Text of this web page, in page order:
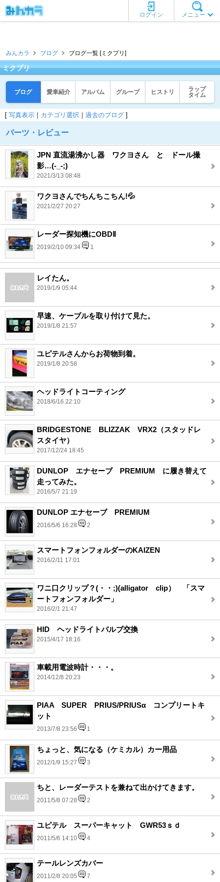
メニュー
ログイン
みんカラ ブログ ブログ一覧 [ミクプリ]
ミクプリ
ブログ 愛車紹介 アルバム グループ ヒストリ
ラップ
タイム
[ 写真表示 ｜ カテゴリ選択 ｜ 過去のブログ ]
パーツ・レビュー
JPN 直流湯沸かし器 ワクヨさん と ドール撮
影…(-_-;)
2021/3/13 08:48
ワクヨさんでちんちこちん!💦
2021/2/27 20:27
レーダー探知機にOBDⅡ
2019/2/10 09:34 1
レイたん。
2019/1/9 05:44
早速、ケーブルを取り付けて見た。
2019/1/8 21:57
ユピテルさんからお荷物到着。
2019/1/8 20:58
ヘッドライトコーティング
2018/6/16 22:10
BRIDGESTONE BLIZZAK VRX2（スタッドレ
スタイヤ）
2017/12/24 18:45
DUNLOP エナセーブ PREMIUM に履き替えて
走ってみた。
2016/5/7 21:19
DUNLOP エナセーブ PREMIUM
2016/5/6 16:28 2
スマートフォンフォルダーのKAIZEN
2016/2/11 17:01
ワニ口クリップ？(・・;)(alligator clip） 「スマ
ートフォンフォルダー」
2016/2/1 21:47
HID ヘッドライトバルブ交換
2015/4/17 18:16
車載用電波時計・・・。
2014/12/8 20:23
PIAA SUPER PRIUS/PRIUSα コンプリートキ
ット
2013/7/8 23:56 1
ちょっと、気になる（ケミカル）カー用品
2012/1/9 15:27 3
ちと、レーダーテストを兼ねて出かけてきます。
2011/5/8 07:28 2
ユピテル スーパーキャット GWR53ｓｄ
2011/5/6 14:10 4
テールレンズカバー
2011/2/8 20:05 7